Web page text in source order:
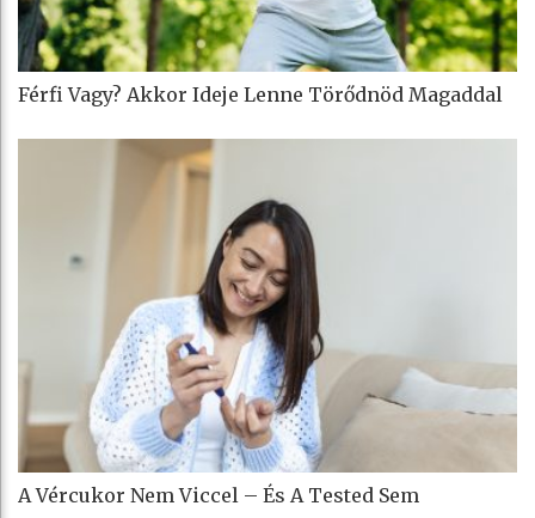
Férfi Vagy? Akkor Ideje Lenne Törődnöd Magaddal
A Vércukor Nem Viccel – És A Tested Sem